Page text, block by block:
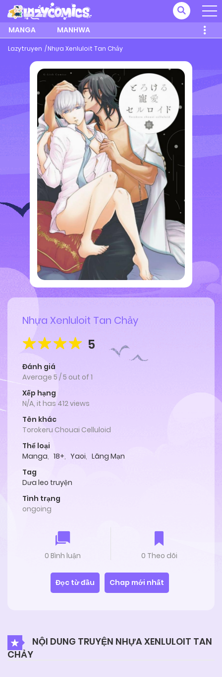
MANGA MANHWA
Lazytruyen Nhựa Xenluloit Tan Chảy
Nhựa Xenluloit Tan Chảy
5
Đánh giá
Average 5 /5 out of 1
Xếp hạng
N/A, it has 412 views
Tên khác
Torokeru Chouai Celluloid
Thể loại
Manga, 18+, Yaoi, Lãng Mạn
Tag
Dưa leo truyện
Tình trạng
ongoing
0 Bình luận 0 Theo dõi
Đọc từ đầu Chap mới nhất
NỘI DUNG TRUYỆN NHỰA XENLULOIT TAN
CHẢY